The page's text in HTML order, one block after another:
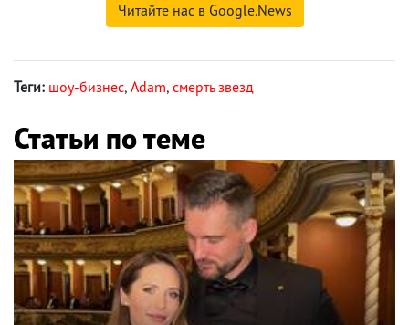
Читайте нас в Google.News
Теги: шоу-бизнес, Adam, смерть звезд
Статьи по теме